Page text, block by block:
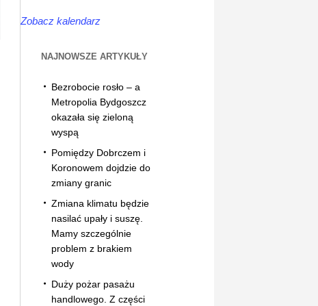
Zobacz kalendarz
NAJNOWSZE ARTYKUŁY
Bezrobocie rosło – a
Metropolia Bydgoszcz
okazała się zieloną
wyspą
Pomiędzy Dobrczem i
Koronowem dojdzie do
zmiany granic
Zmiana klimatu będzie
nasilać upały i suszę.
Mamy szczególnie
problem z brakiem
wody
Duży pożar pasażu
handlowego. Z części